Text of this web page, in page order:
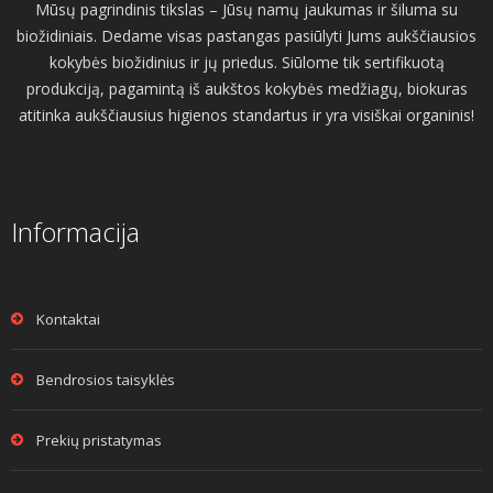
Mūsų pagrindinis tikslas – Jūsų namų jaukumas ir šiluma su
biožidiniais. Dedame visas pastangas pasiūlyti Jums aukščiausios
kokybės biožidinius ir jų priedus. Siūlome tik sertifikuotą
produkciją, pagamintą iš aukštos kokybės medžiagų, biokuras
atitinka aukščiausius higienos standartus ir yra visiškai organinis!
Informacija
Kontaktai
Bendrosios taisyklės
Prekių pristatymas